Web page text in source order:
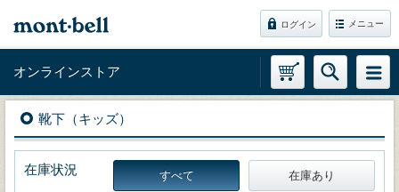
ログイン メニュー
オンラインストア
靴下（キッズ）
在庫状況 すべて 在庫あり